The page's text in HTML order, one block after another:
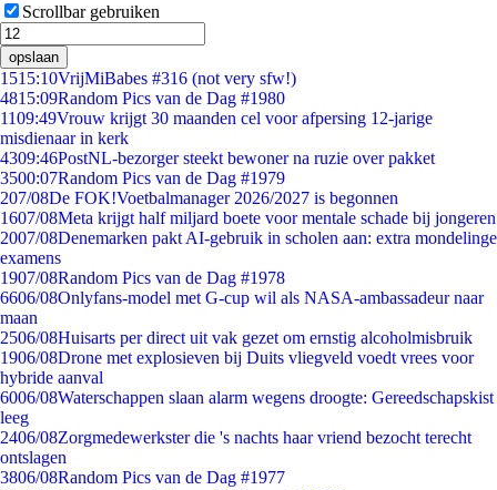
Scrollbar gebruiken
opslaan
1515:10VrijMiBabes #316 (not very sfw!)
4815:09Random Pics van de Dag #1980
1109:49Vrouw krijgt 30 maanden cel voor afpersing 12-jarige
misdienaar in kerk
4309:46PostNL-bezorger steekt bewoner na ruzie over pakket
3500:07Random Pics van de Dag #1979
207/08De FOK!Voetbalmanager 2026/2027 is begonnen
1607/08Meta krijgt half miljard boete voor mentale schade bij jongeren
2007/08Denemarken pakt AI-gebruik in scholen aan: extra mondelinge
examens
1907/08Random Pics van de Dag #1978
6606/08Onlyfans-model met G-cup wil als NASA-ambassadeur naar
maan
2506/08Huisarts per direct uit vak gezet om ernstig alcoholmisbruik
1906/08Drone met explosieven bij Duits vliegveld voedt vrees voor
hybride aanval
6006/08Waterschappen slaan alarm wegens droogte: Gereedschapskist
leeg
2406/08Zorgmedewerkster die 's nachts haar vriend bezocht terecht
ontslagen
3806/08Random Pics van de Dag #1977